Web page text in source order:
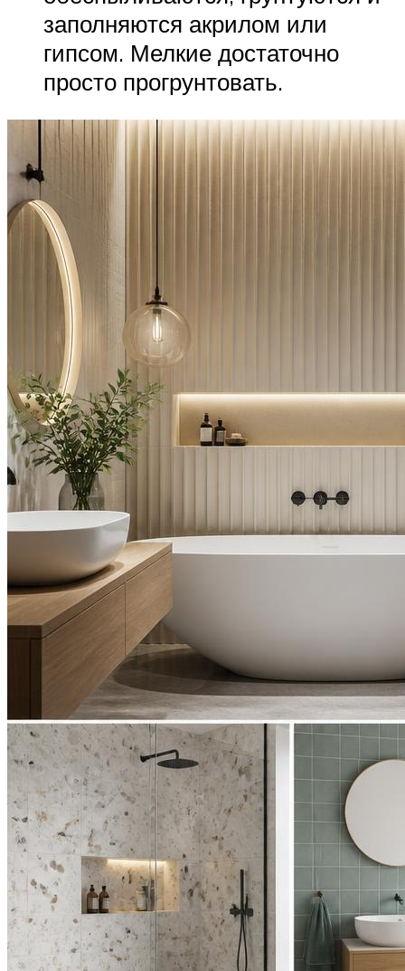
заполняются акрилом или
гипсом. Мелкие достаточно
просто прогрунтовать.